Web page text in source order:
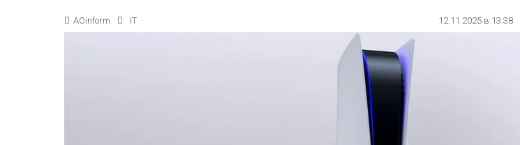
AOinform IT 12.11.2025 в 13:38